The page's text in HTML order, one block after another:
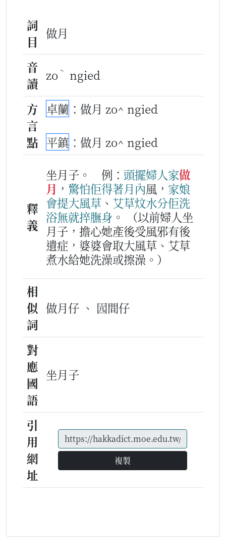
詞
目
做月
音
讀
zo ˋ ngied
方
言
點
卓蘭 ：做月 zo^ ngied
平鎮 ：做月 zo^ ngied
釋
義
坐月子。 例： 頭擺婦人家做
月 ， 驚怕佢得著月內風， 家娘
會提大風草 、 艾草炆水分佢洗
浴無就捽膴身 。
（以前婦人坐
月子，擔心她產後受風邪有後
遺症，婆婆會取大風草、艾草
煮水給她洗澡或擦澡。）
相
似
詞
做月仔 、 囥間仔
對
應
國
語
坐月子
引
用
網
址
複製